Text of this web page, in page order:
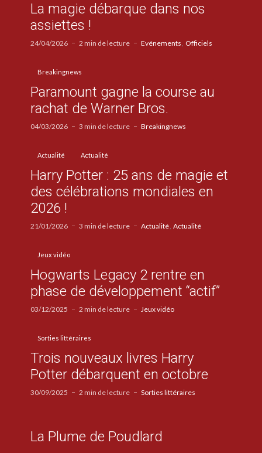
La magie débarque dans nos
assiettes !
24/04/2026 2 min de lecture Evénements Officiels
Breakingnews
Paramount gagne la course au
rachat de Warner Bros.
04/03/2026 3 min de lecture Breakingnews
Actualité Actualité
Harry Potter : 25 ans de magie et
des célébrations mondiales en
2026 !
21/01/2026 3 min de lecture Actualité Actualité
Jeux vidéo
Hogwarts Legacy 2 rentre en
phase de développement “actif”
03/12/2025 2 min de lecture Jeux vidéo
Sorties littéraires
Trois nouveaux livres Harry
Potter débarquent en octobre
30/09/2025 2 min de lecture Sorties littéraires
La Plume de Poudlard